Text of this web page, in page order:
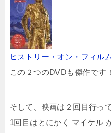
ヒストリー・オン・フィル
この２つのDVDも傑作です
そして、映画は２回目行っ
1回目はとにかく マイケル